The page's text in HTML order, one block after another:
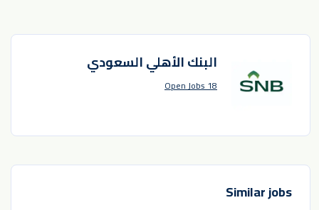
البنك الأهلي السعودي
18 Open Jobs
Similar jobs